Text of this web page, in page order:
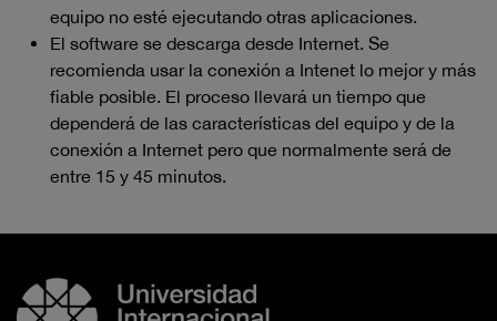
equipo no esté ejecutando otras aplicaciones.
El software se descarga desde Internet. Se
recomienda usar la conexión a Intenet lo mejor y más
fiable posible. El proceso llevará un tiempo que
dependerá de las características del equipo y de la
conexión a Internet pero que normalmente será de
entre 15 y 45 minutos.